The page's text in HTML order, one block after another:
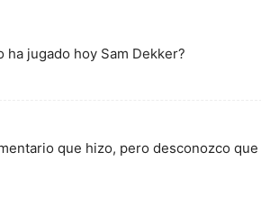
jugado hoy Sam Dekker?
que hizo, pero desconozco que